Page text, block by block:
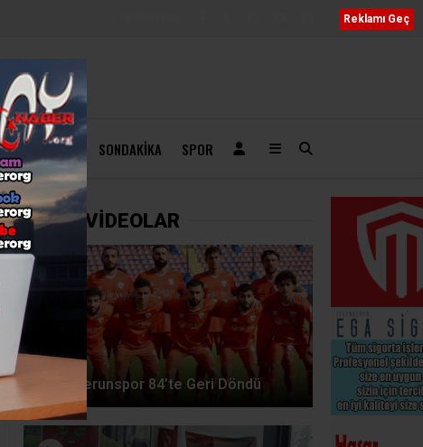
NÖBETÇI
ECZANELER
SONDAKIKA SPOR
DİĞER VİDEOLAR
İskenderunspor 84’te Geri Döndü
Reklamı Geç